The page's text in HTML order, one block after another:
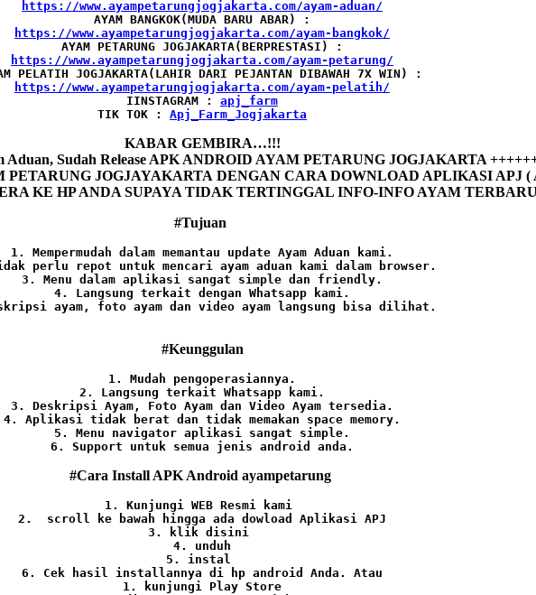
AYAM BANGKOK(MUDA BARU ABAR) :
AYAM PETARUNG JOGJAKARTA(BERPRESTASI) :
PELATIH JOGJAKARTA(LAHIR DARI PEJANTAN DIBAWAH 7X WIN) :
IINSTAGRAM :
TIK TOK : Apj_Farm_Jogjakarta
KABAR GEMBIRA…!!!
Aduan, Sudah Release APK ANDROID AYAM PETARUNG JOGJAKARTA
JOGJAYAKARTA DENGAN CARA DOWNLOAD APLIKASI APJ (
KE HP ANDA SUPAYA TIDAK TERTINGGAL INFO-INFO AYAM
#Tujuan
1. Mempermudah dalam memantau update Ayam Aduan kami.
perlu repot untuk mencari ayam aduan kami dalam browser.
3. Menu dalam aplikasi sangat simple dan friendly.
4. Langsung terkait dengan Whatsapp kami.
ayam, foto ayam dan video ayam langsung bisa dilihat.
#Keunggulan
1. Mudah pengoperasiannya.
2. Langsung terkait Whatsapp kami.
3. Deskripsi Ayam, Foto Ayam dan Video Ayam tersedia.
4. Aplikasi tidak berat dan tidak memakan space memory.
5. Menu navigator aplikasi sangat simple.
6. Support untuk semua jenis android anda.
#Cara Install APK Android ayampetarung
1. Kunjungi WEB Resmi kami
2.  scroll ke bawah hingga ada dowload Aplikasi APJ
3. klik disini
4. unduh
5. instal
6. Cek hasil installannya di hp android Anda. Atau
1. kunjungi Play Store